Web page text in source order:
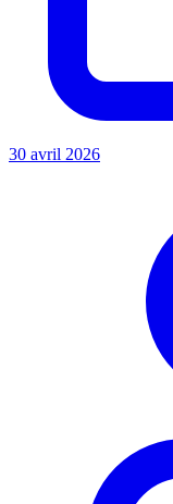
30 avril 2026